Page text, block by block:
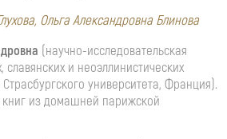
Ольга Александровна Блинова
(научно-исследовательская
славянских и неоэллинистических
университета, Франция).
книг из домашней парижской